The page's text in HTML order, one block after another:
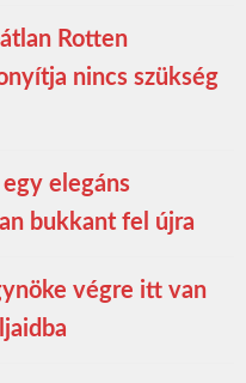
Rotten
nincs szükség
elegáns
bukkant fel újra
végre itt van